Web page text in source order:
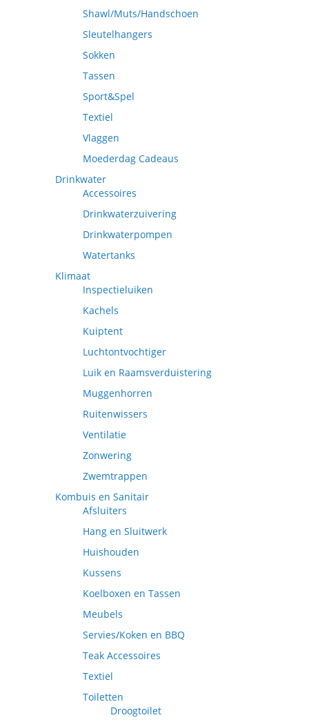
Shawl/Muts/Handschoen
Sleutelhangers
Sokken
Tassen
Sport&Spel
Textiel
Vlaggen
Moederdag Cadeaus
Drinkwater
Accessoires
Drinkwaterzuivering
Drinkwaterpompen
Watertanks
Klimaat
Inspectieluiken
Kachels
Kuiptent
Luchtontvochtiger
Luik en Raamsverduistering
Muggenhorren
Ruitenwissers
Ventilatie
Zonwering
Zwemtrappen
Kombuis en Sanitair
Afsluiters
Hang en Sluitwerk
Huishouden
Kussens
Koelboxen en Tassen
Meubels
Servies/Koken en BBQ
Teak Accessoires
Textiel
Toiletten
Droogtoilet